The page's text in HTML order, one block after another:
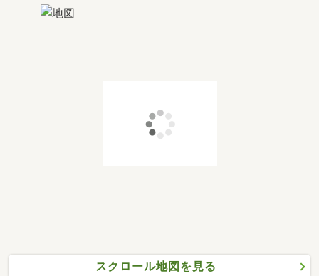
スクロール地図を見る